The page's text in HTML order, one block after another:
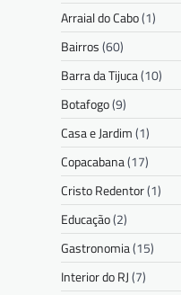
Arraial do Cabo(1)
Bairros(60)
Barra da Tijuca(10)
Botafogo(9)
Casa e Jardim(1)
Copacabana(17)
Cristo Redentor(1)
Educação(2)
Gastronomia(15)
Interior do RJ(7)